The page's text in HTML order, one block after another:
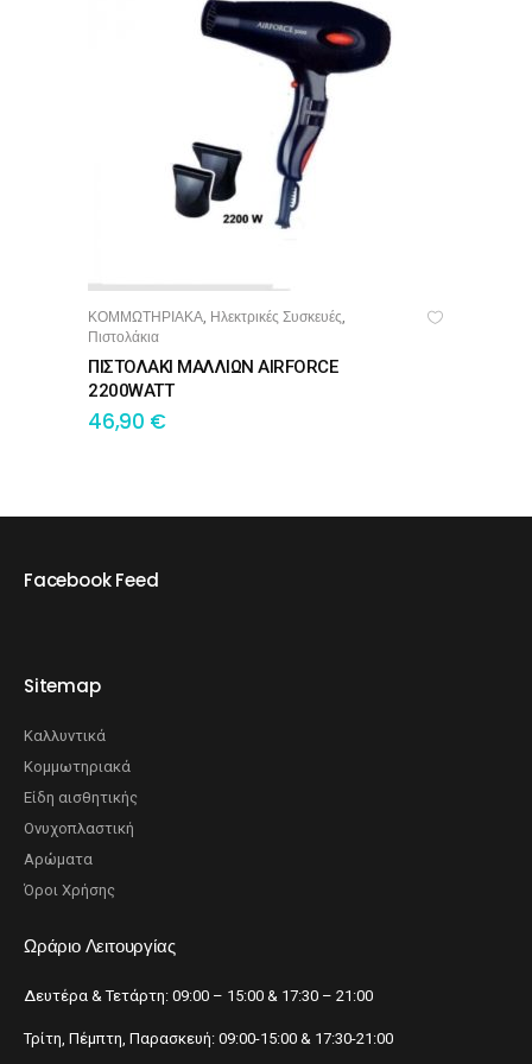
ΠΡΟΣΘΉΚΗ ΣΤΟ ΚΑΛΆΘΙ
ΚΟΜΜΩΤΗΡΙΑΚΑ, Ηλεκτρικές Συσκευές,
Πιστολάκια
ΠΙΣΤΟΛΑΚΙ ΜΑΛΛΙΩΝ AIRFORCE
2200WATT
46,90 €
Facebook Feed
Sitemap
Καλλυντικά
Κομμωτηριακά
Είδη αισθητικής
Ονυχοπλαστική
Αρώματα
Όροι Χρήσης
Ωράριο Λειτουργίας
Δευτέρα & Τετάρτη: 09:00 – 15:00 & 17:30 – 21:00
Τρίτη, Πέμπτη, Παρασκευή: 09:00-15:00 & 17:30-21:00